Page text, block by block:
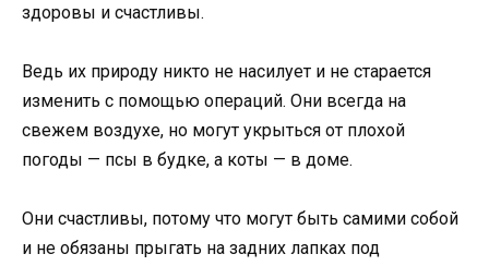
здоровы и счастливы.
Ведь их природу никто не насилует и не старается
изменить с помощью операций. Они всегда на
свежем воздухе, но могут укрыться от плохой
погоды — псы в будке, а коты — в доме.
Они счастливы, потому что могут быть самими собой
и не обязаны прыгать на задних лапках под